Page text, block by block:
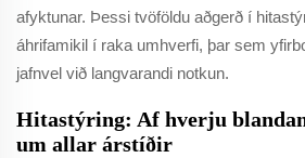
afyktunar. Þessi tvöföldu aðgerð í
áhrifamikil í raka umhverfi, þar sem
jafnvel við langvarandi notkun.
Hitastýring: Af hverju
um allar árstíðir